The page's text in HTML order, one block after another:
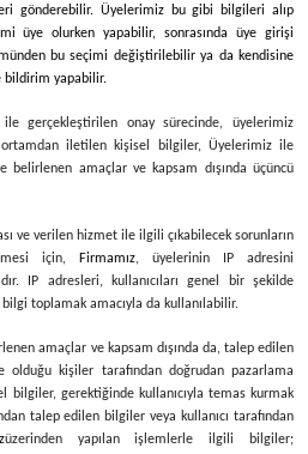
gönderebilir. Üyelerimiz bu gibi bilgileri alıp
üye olurken yapabilir, sonrasında üye girişi
bu seçimi değiştirilebilir ya da kendisine
bildirim yapabilir.
gerçekleştirilen onay sürecinde, üyelerimiz
ortamdan iletilen kişisel bilgiler, Üyelerimiz ile
belirlenen amaçlar ve kapsam dışında üçüncü
ve verilen hizmet ile ilgili çıkabilecek sorunların
için, Firmamız, üyelerinin IP adresini
IP adresleri, kullanıcıları genel bir şekilde
toplamak amacıyla da kullanılabilir.
amaçlar ve kapsam dışında da, talep edilen
kişiler tarafından doğrudan pazarlama
bilgiler, gerektiğinde kullanıcıyla temas kurmak
talep edilen bilgiler veya kullanıcı tarafından
üzerinden yapılan işlemlerle ilgili bilgiler;